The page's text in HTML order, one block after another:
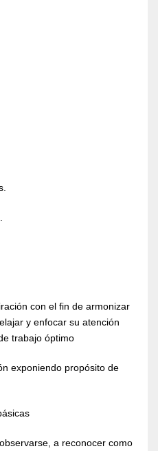
con el fin de armonizar
y enfocar su atención
trabajo óptimo
exponiendo propósito de
a reconocer como